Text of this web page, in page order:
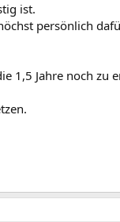
ist.
persönlich
1,5 Jahre noch zu